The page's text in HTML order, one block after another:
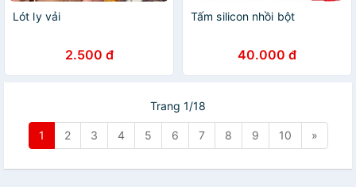
Lót ly vải
2.500 đ
Tấm silicon nhồi bột
40.000 đ
Trang 1/18
1 2 3 4 5 6 7 8 9 10 »